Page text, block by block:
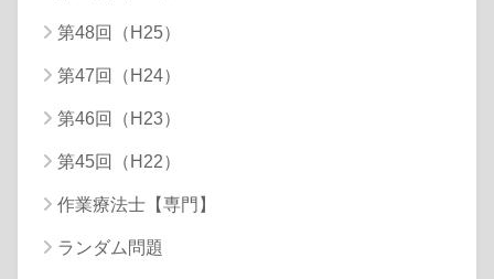
第48回（H25）
第47回（H24）
第46回（H23）
第45回（H22）
作業療法士【専門】
ランダム問題